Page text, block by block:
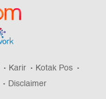
Karir
Kotak Pos
Disclaimer